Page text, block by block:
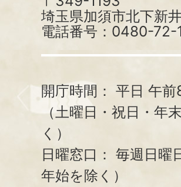
埼玉県加須市北下新
電話番号：0480-72-
開庁時間： 平日 午
（土曜日・祝日・年
く）
日曜窓口： 毎週日曜
年始を除く）